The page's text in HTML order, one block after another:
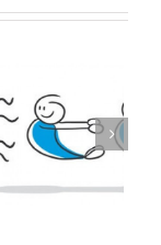
Auswahlkriterien
Onlinemarketing
Dienstleister